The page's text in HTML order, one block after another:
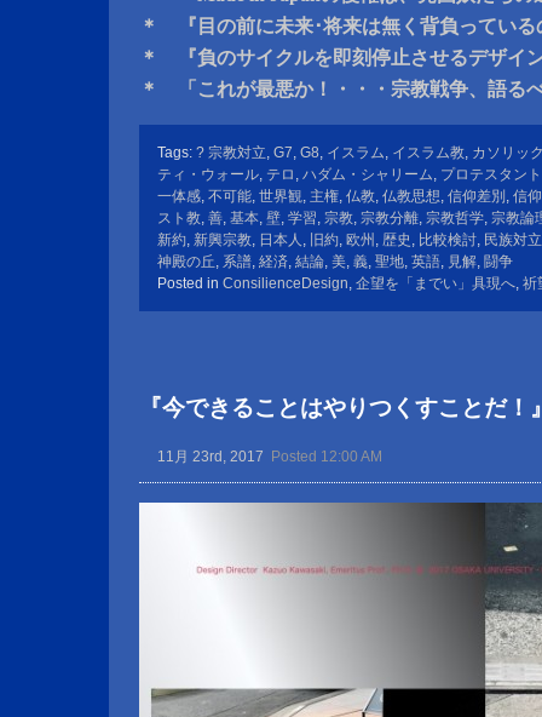
＊ 『目の前に未来･将来は無く背負っている
＊ 『負のサイクルを即刻停止させるデザイ
＊ 「これが最悪か！・・・宗教戦争、語る
Tags: ? 宗教対立, G7, G8, イスラム, イスラム教, カソリッ
ティ・ウォール, テロ , ハダム・シャリーム, プロテスタント
一体感, 不可能, 世界観, 主権, 仏教, 仏教思想, 信仰差別 , 信
スト教, 善, 基本, 壁, 学習, 宗教, 宗教分離, 宗教哲学, 宗教論
新約, 新興宗教, 日本人 , 旧約, 欧州 , 歴史 , 比較検討, 民族対立
神殿の丘, 系譜, 経済, 結論, 美, 義, 聖地, 英語, 見解, 闘争
Posted in ConsilienceDesign, 企望を「までい」具現へ, 祈
『今できることはやりつくすことだ！
11月 23rd, 2017 Posted 12:00 AM